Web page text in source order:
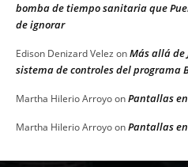
bomba de tiempo sanitaria que
de ignorar
Edison Denizard Velez onMás allá de
sistema de controles del programa
Martha Hilerio ArroyoonPantallas
Martha Hilerio ArroyoonPantallas